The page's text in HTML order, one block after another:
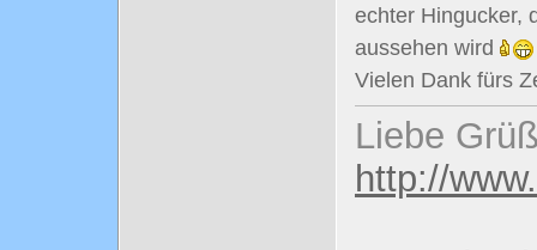
echter Hingucker,
aussehen wird
Vielen Dank fürs
Liebe
http://